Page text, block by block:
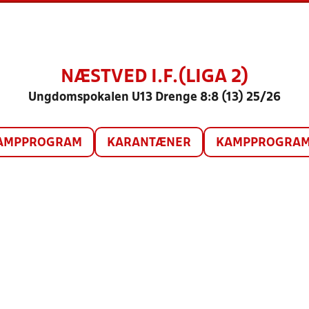
NÆSTVED I.F.(LIGA 2)
Ungdomspokalen U13 Drenge 8:8 (13) 25/26
KARANTÆNER